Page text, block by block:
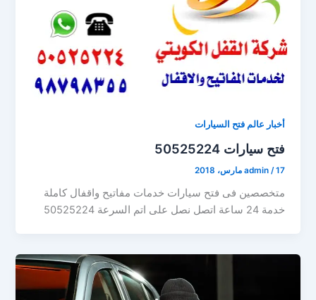
أخبار عالم فتح السيارات
فتح سيارات 50525224
admin /17 مارس، 2018
متخصصين فى فتح سيارات خدمات مفاتيح واقفال كاملة
خدمة 24 ساعة اتصل نصل على اتم السرعة 50525224